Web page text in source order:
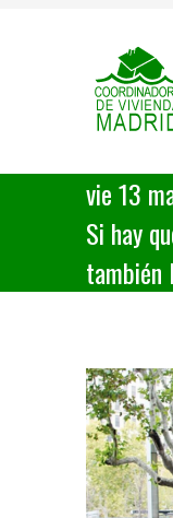
vie 13
Si hay
también